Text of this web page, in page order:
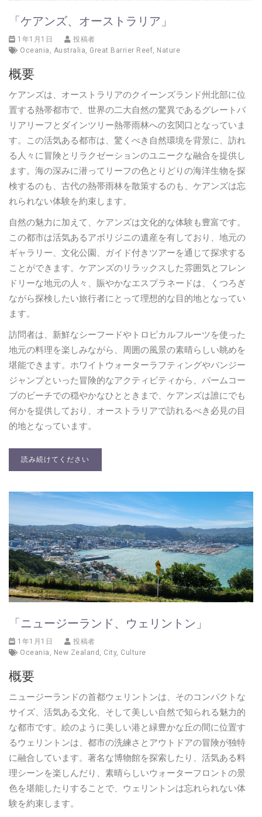
「ケアンズ、オーストラリア」
1年1月1日
投稿者
Oceania , Australia, Great Barrier Reef, Nature
概要
ケアンズは、オーストラリアのクイーンズランド州北部に位
置する熱帯都市で、世界の二大自然の驚異であるグレートバ
リアリーフとダインツリー熱帯雨林への玄関口となっていま
す。この活気ある都市は、驚くべき自然環境を背景に、訪れ
る人々に冒険とリラクゼーションのユニークな融合を提供し
ます。海の深みに潜ってリーフの色とりどりの海洋生物を探
検するのも、古代の熱帯雨林を散策するのも、ケアンズは忘
れられない体験を約束します。
自然の魅力に加えて、ケアンズは文化的な体験も豊富です。
この都市は活気あるアボリジニの遺産を有しており、地元の
ギャラリー、文化公園、ガイド付きツアーを通じて探求する
ことができます。ケアンズのリラックスした雰囲気とフレン
ドリーな地元の人々、賑やかなエスプラネードは、くつろぎ
ながら探検したい旅行者にとって理想的な目的地となってい
ます。
訪問者は、新鮮なシーフードやトロピカルフルーツを使った
地元の料理を楽しみながら、周囲の風景の素晴らしい眺めを
堪能できます。ホワイトウォーターラフティングやバンジー
ジャンプといった冒険的なアクティビティから、パームコー
ブのビーチでの穏やかなひとときまで、ケアンズは誰にでも
何かを提供しており、オーストラリアで訪れるべき必見の目
的地となっています。
読み続けてください
「ニュージーランド、ウェリントン」
1年1月1日
投稿者
Oceania , New Zealand , City, Culture
概要
ニュージーランドの首都ウェリントンは、そのコンパクトな
サイズ、活気ある文化、そして美しい自然で知られる魅力的
な都市です。絵のように美しい港と緑豊かな丘の間に位置す
るウェリントンは、都市の洗練さとアウトドアの冒険が独特
に融合しています。著名な博物館を探索したり、活気ある料
理シーンを楽しんだり、素晴らしいウォーターフロントの景
色を堪能したりすることで、ウェリントンは忘れられない体
験を約束します。